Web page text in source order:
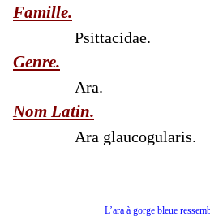
Famille.
Psittacidae.
Genre.
Ara.
Nom Latin.
Ara glaucogularis.
L’ara à gorge bleue